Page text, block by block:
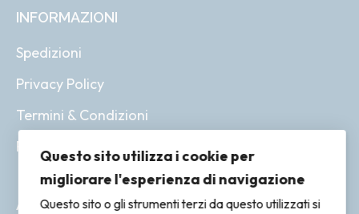
INFORMAZIONI
Spedizioni
Privacy Policy
Termini & Condizioni
Resi & Rimborsi
ACCOUNT
Questo sito utilizza i cookie per
migliorare l'esperienza di navigazione
Questo sito o gli strumenti terzi da questo utilizzati si